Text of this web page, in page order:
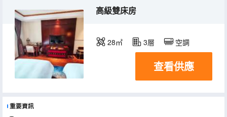
高級雙床房
28㎡ 3層 空調
查看供應
重要資訊